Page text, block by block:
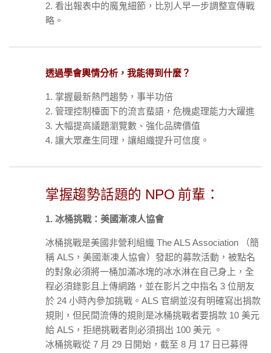
2. 看出報表中的魔鬼細節，比別人早一步調整宣傳戰
略。
透過學會輿情分析，我能得到什麼？
1. 掌握最新熱門趨勢，事半功倍
2. 管理控制檯面下的流言蜚語，危機處理能力大躍進
3. 大幅提高議題瀏覽數、強化品牌價值
4. 讓大眾產生同理，讓組織提升可信度。
掌握趨勢話題的 NPO 前輩：
1. 冰桶挑戰：美國漸凍人協會
冰桶挑戰是美國非營利組織 The ALS Association （簡
稱 ALS，美國漸凍人協會）發起的募款活動，被點名
的對象必須將一桶加滿冰塊的冰水淋在自己身上，全
程必須錄影且上傳網路，並在影片之中指名 3 位朋友
於 24 小時內參加挑戰。ALS 官網並沒有明確寫出捐款
規則，但民間流傳的規則是冰桶挑戰者要捐款 10 美元
給 ALS，拒絕挑戰者則必須捐出 100 美元 。
冰桶挑戰從 7 月 29 日開始，截至 8 月 17 日已募得